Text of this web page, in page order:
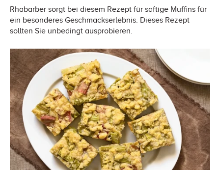
Rhabarber sorgt bei diesem Rezept für saftige Muffins für
ein besonderes Geschmackserlebnis. Dieses Rezept
sollten Sie unbedingt ausprobieren.